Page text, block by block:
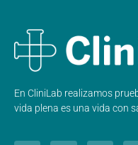
En CliniLab realizamos
vida plena es una vida con